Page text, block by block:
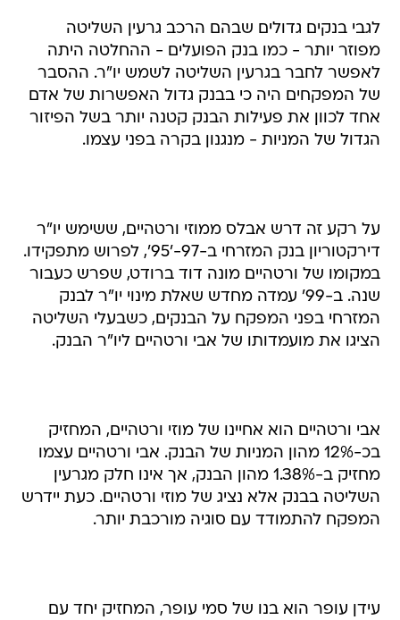
לגבי בנקים גדולים שבהם הרכב גרעין השליטה
מפוזר יותר - כמו בנק הפועלים - ההחלטה היתה
לאפשר לחבר בגרעין השליטה לשמש יו"ר. ההסבר
של המפקחים היה כי בבנק גדול האפשרות של אדם
אחד לכוון את פעילות הבנק קטנה יותר בשל הפיזור
הגדול של המניות - מנגנון בקרה בפני עצמו.
על רקע זה דרש אבלס ממוזי ורטהיים, ששימש יו"ר
דירקטוריון בנק המזרחי ב-97-'95', לפרוש מתפקידו.
במקומו של ורטהיים מונה דוד ברודט, שפרש כעבור
שנה. ב-99' עמדה מחדש שאלת מינוי יו"ר לבנק
המזרחי בפני המפקח על הבנקים, כשבעלי השליטה
הציגו את מועמדותו של אבי ורטהיים ליו"ר הבנק.
אבי ורטהיים הוא אחיינו של מוזי ורטהיים, המחזיק
בכ-12% מהון המניות של הבנק. אבי ורטהיים עצמו
מחזיק ב-1.38% מהון הבנק, אך אינו חלק מגרעין
השליטה בבנק אלא נציג של מוזי ורטהיים. כעת יידרש
המפקח להתמודד עם סוגיה מורכבת יותר.
עידן עופר הוא בנו של סמי עופר, המחזיק יחד עם